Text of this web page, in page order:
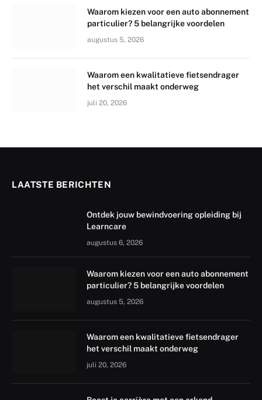
Waarom kiezen voor een auto abonnement
particulier? 5 belangrijke voordelen
augustus 5, 2026
Waarom een kwalitatieve fietsendrager
het verschil maakt onderweg
juli 20, 2026
LAATSTE BERICHTEN
Ontdek jouw bewindvoering opleiding bij
Learncare
augustus 6, 2026
Waarom kiezen voor een auto abonnement
particulier? 5 belangrijke voordelen
augustus 5, 2026
Waarom een kwalitatieve fietsendrager
het verschil maakt onderweg
juli 20, 2026